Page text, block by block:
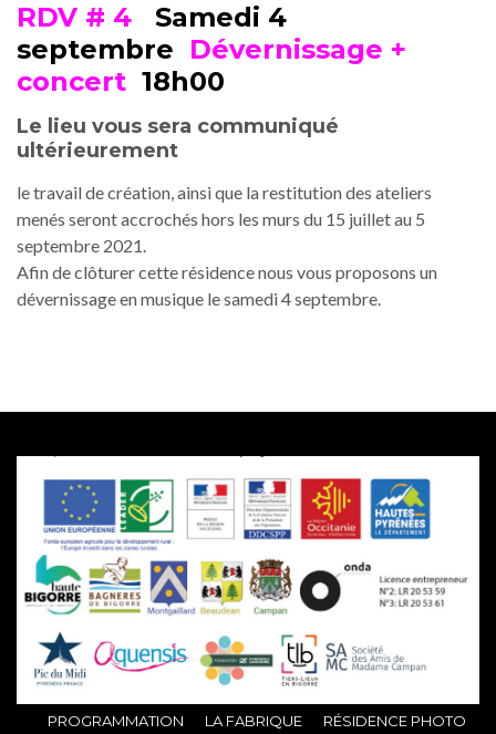
RDV # 4 Samedi 4
septembre Dévernissage +
concert 18h00
Le lieu vous sera communiqué
ultérieurement
le travail de création, ainsi que la restitution des ateliers
menés seront accrochés hors les murs du 15 juillet au 5
septembre 2021.
Afin de clôturer cette résidence nous vous proposons un
dévernissage en musique le samedi 4 septembre.
PROGRAMMATION LA FABRIQUE RÉSIDENCE PHOTO